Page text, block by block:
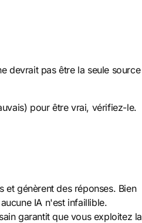
devrait pas être la seule source
pour être vrai, vérifiez-le.
génèrent des réponses. Bien
IA n'est infaillible.
garantit que vous exploitez la